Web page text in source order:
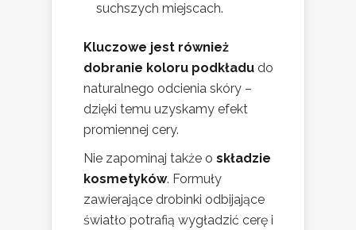
suchszych miejscach.
Kluczowe jest również
dobranie koloru podkładu do
naturalnego odcienia skóry –
dzięki temu uzyskamy efekt
promiennej cery.
Nie zapominaj także o składzie
kosmetyków. Formuły
zawierające drobinki odbijające
światło potrafią wygładzić cerę i